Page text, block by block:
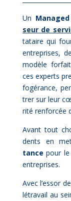
Un
seur de
ta­taire qui
en­tre­prises,
mo­dèle
ces ex­perts
fo­gé­rance,
trer sur leur
ri­té ren­for­cée
Avant tout
dents en
tance pour
en­tre­prises.
Avec l’essor
lé­tra­vail au